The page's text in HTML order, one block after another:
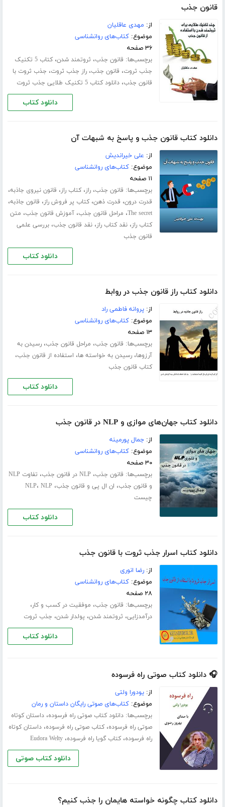
قانون جذب
از: مهدی عاقلیان
موضوع:کتاب‌های روانشناسی
۳۶ صفحه
برچسب‌ها: قانون جذب، ثروتمند شدن،
کتاب 5 تکنیک
جذب ثروت، قانون جذب،راز جذب ثروت، جذب ثروت با
قانون جذب،دانلود کتاب 5 تکنیک طلایی جذب ثروت
دانلود کتاب
دانلود کتاب قانون جذب و پاسخ به شبهات آن
از: علی خیراندیش
موضوع:کتاب‌های روانشناسی
۱۱ صفحه
برچسب‌ها: قانون جذب،راز،کتاب راز، قانون نیروی جاذبه،
قدرت درون، قدرت ذهن،کتاب پر فروش راز، قانون جاذبه،
The secret، مراحل قانون جذب،آموزش قانون جذب، متن
کتاب راز،نقد کتاب راز،نقد قانون جذب،بررسی علمی
قانون جذب
دانلود کتاب
دانلود کتاب راز قانون جذب در روابط
از:پروانه فاطمی راد
موضوع:کتاب‌های روانشناسی
۱۳ صفحه
برچسب‌ها: قانون جذب، مراحل قانون جذب،رسیدن به
آرزوها،رسیدن به خواسته ها، استفاده از قانون جذب،
کتاب قانون جذب
دانلود کتاب
دانلود کتاب جهان‌های موازی و NLP در قانون جذب
از:جمال پورمینه
موضوع:کتاب‌های روانشناسی
۳۰ صفحه
برچسب‌ها: قانون جذب، NLP در قانون جذب ،
تفاوت NLP
و قانون جذب، ان ال پی و قانون جذب، NLP، NLP
چیست
دانلود کتاب
دانلود کتاب اسرار جذب ثروت با قانون جذب
از:رضا انوری
موضوع:کتاب‌های روانشناسی
۲۸ صفحه
برچسب‌ها: قانون جذب، موفقیت در کسب و کار،
درآمدزایی، ثروتمند شدن، پولدار شدن، جذب ثروت
دانلود کتاب
🎧 دانلود کتاب صوتی راه فرسوده
از:یودورا ولتی
موضوع:کتاب‌های صوتی رایگان داستان و رمان
برچسب‌ها:دانلود کتاب صوتی راه فرسوده،داستان کوتاه
صوتی راه فرسوده،کتاب صوتی راه فرسوده،داستان کوتاه
راه فرسوده،کتاب گویا راه فرسوده،Eudora Welty
دانلود کتاب صوتی
دانلود کتاب چگونه خواسته هایمان را جذب کنیم؟